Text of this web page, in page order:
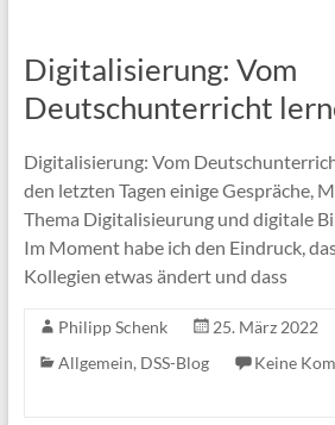
Digitalisierung: Vom
Deutschunterricht
Digitalisierung: Vom
den letzten Tagen einige Gespräche,
Thema Digitalisieurung und digitale
Im Moment habe ich den Eindruck,
Kollegien etwas ändert und dass
Philipp Schenk
25. März 2022
Allgemein, DSS-Blog
Keine